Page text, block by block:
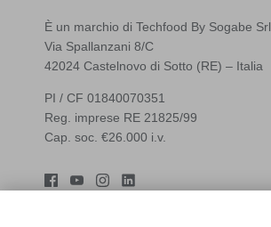
È un marchio di Techfood By Sogabe Srl
Via Spallanzani 8/C
42024 Castelnovo di Sotto (RE) – Italia
PI / CF 01840070351
Reg. imprese RE 21825/99
Cap. soc. €26.000 i.v.